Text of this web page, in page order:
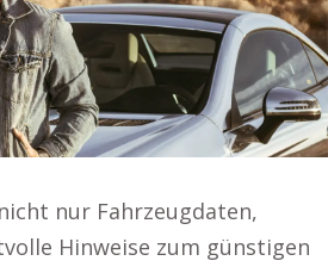
nur Fahrzeugdaten,
Hinweise zum günstigen